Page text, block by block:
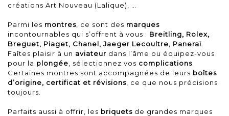
créations Art Nouveau (Lalique), …
Parmi les montres , ce sont des marques
incontournables qui s’offrent à vous : Breitling, Rolex,
Breguet, Piaget, Chanel, Jaeger Lecoultre, Paneraï
Faîtes plaisir à un aviateur dans l’âme ou équipez-vous
pour la plongée , sélectionnez vos complications
Certaines montres sont accompagnées de leurs boîtes
d’origine, certificat et révisions , ce que nous précisions
toujours.
Parfaits aussi à offrir, les briquets de grandes marques